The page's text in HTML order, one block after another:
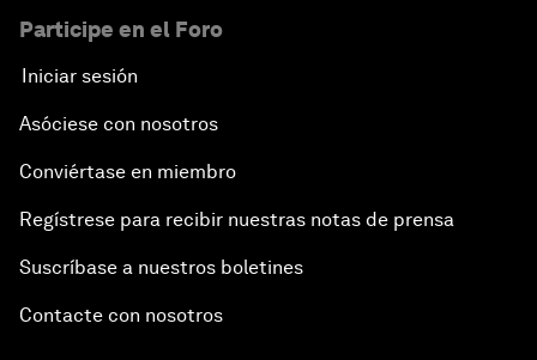
Participe en el Foro
Iniciar sesión
Asóciese con nosotros
Conviértase en miembro
Regístrese para recibir nuestras notas de prensa
Suscríbase a nuestros boletines
Contacte con nosotros